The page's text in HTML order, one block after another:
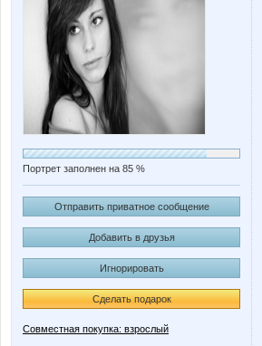
Портрет заполнен на 85 %
Отправить приватное сообщение
Добавить в друзья
Игнорировать
Сделать подарок
Совместная покупка: взрослый